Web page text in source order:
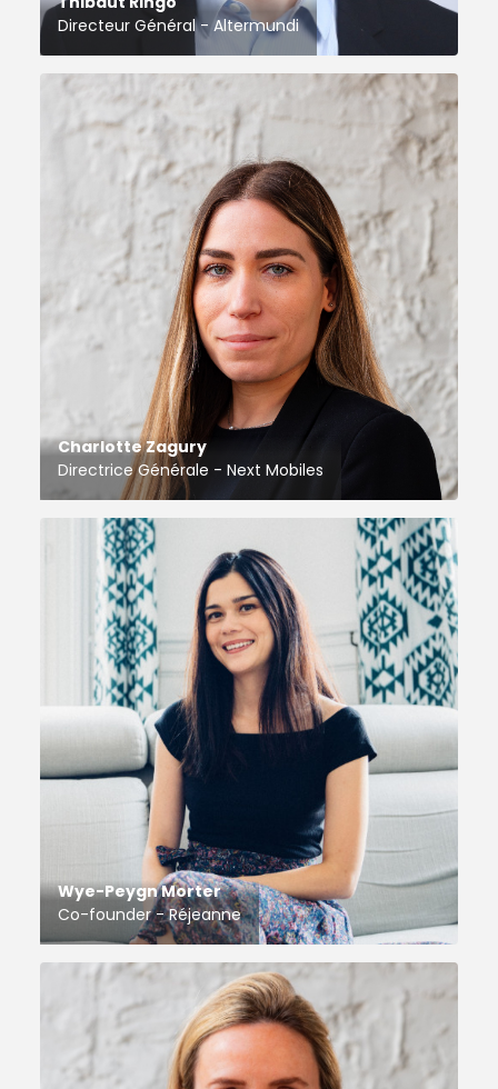
Directeur Général - Altermundi
Charlotte Zagury
Directrice Générale - Next Mobiles
Wye-Peygn Morter
Co-founder - Réjeanne